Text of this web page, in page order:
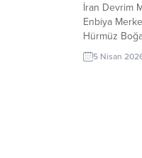
İran Devrim
Enbiya
Hürmüz
yaptığı
tutulacağını
5 Nisan